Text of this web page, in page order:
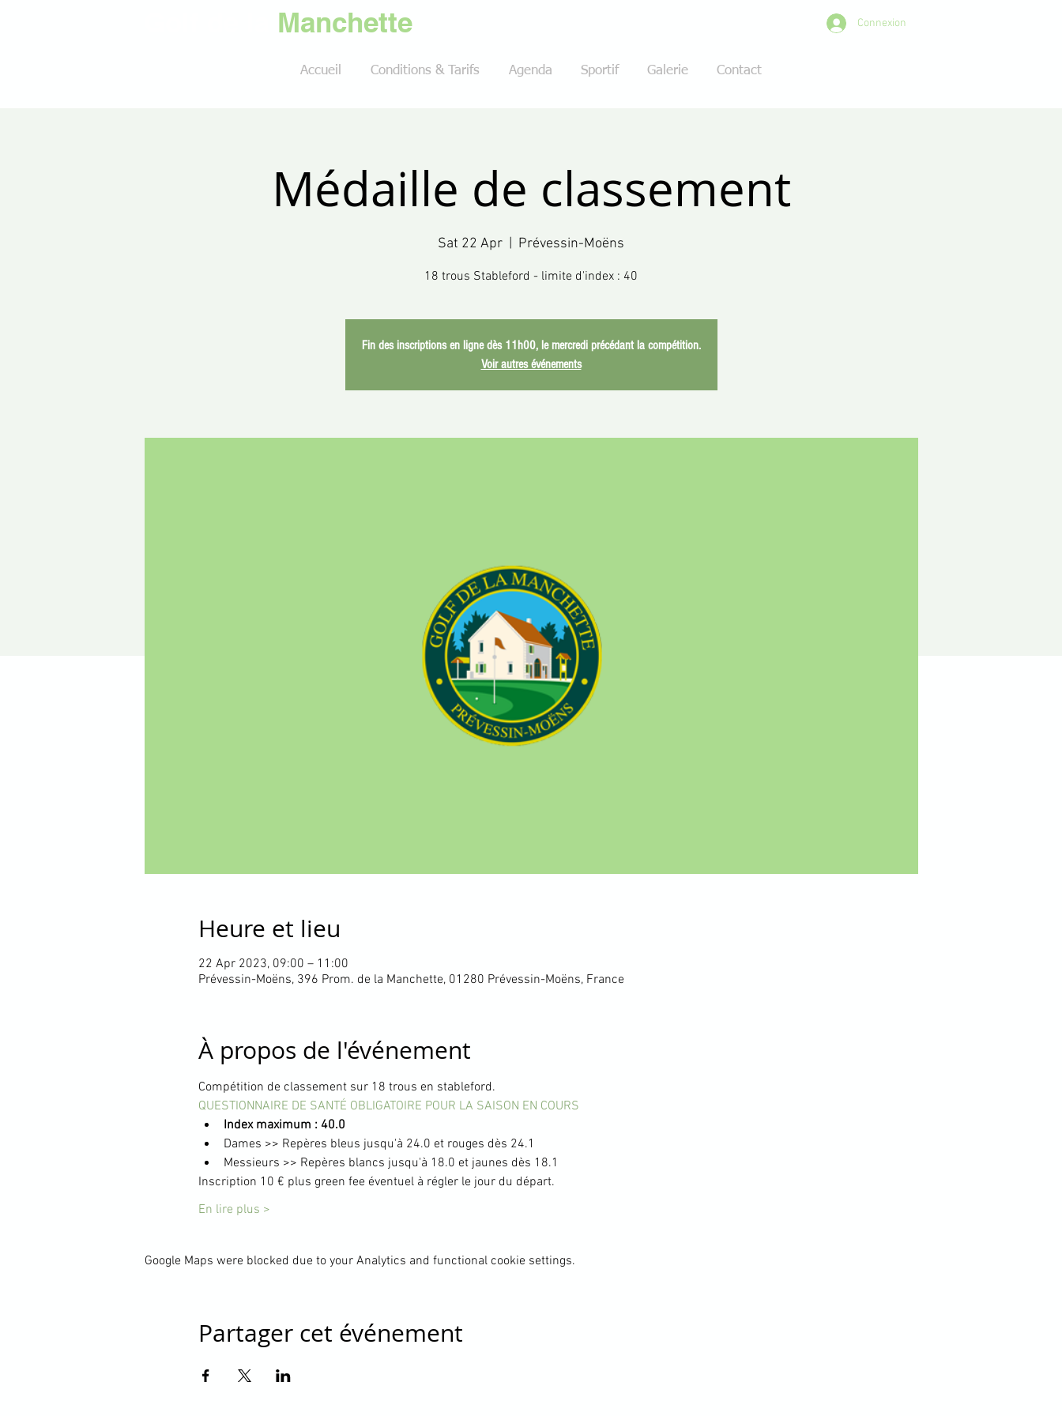
Manchette Connexion
Accueil Conditions & Tarifs Agenda Sportif Galerie Contact
Médaille de classement
Sat 22 Apr Prévessin-Moëns
18 trous Stableford - limite d'index : 40
Fin des inscriptions en ligne dès 11h00, le mercredi précédant la compétition.
Voir autres événements
Heure et lieu
22 Apr 2023, 09:00 – 11:00
Prévessin-Moëns, 396 Prom. de la Manchette, 01280 Prévessin-Moëns, France
À propos de l'événement
Compétition de classement sur 18 trous en stableford.
QUESTIONNAIRE DE SANTÉ OBLIGATOIRE POUR LA SAISON EN COURS
Index maximum : 40.0
Dames >> Repères bleus jusqu'à 24.0 et rouges dès 24.1
Messieurs >> Repères blancs jusqu'à 18.0 et jaunes dès 18.1
Inscription 10 € plus green fee éventuel à régler le jour du départ.
En lire plus >
Google Maps were blocked due to your Analytics and functional cookie settings.
Partager cet événement